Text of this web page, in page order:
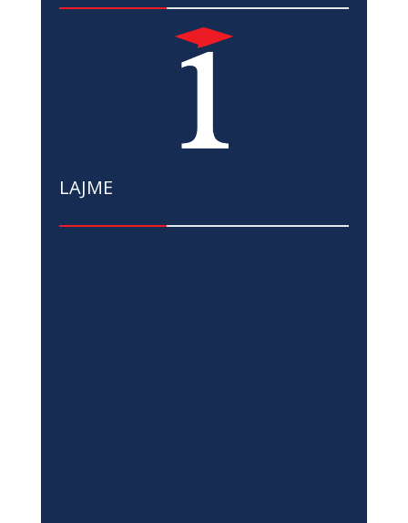
LAJME